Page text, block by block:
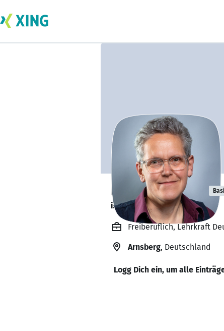
Nicolas Kruska
ist offen für Projekte. 🔎
Freiberuflich, Lehrkraft
Arnsberg, Deutschland
Logg Dich ein, um alle